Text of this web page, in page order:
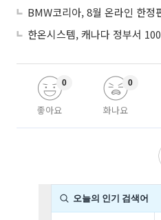
좋아요
0
화나요
0